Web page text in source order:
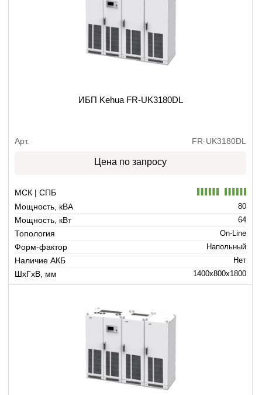
ИБП Kehua FR-UK3180DL
Арт. FR-UK3180DL
Цена по запросу
МСК | СПБ
Мощность, кВА
80
Мощность, кВт 64
Топология On-Line
Форм-фактор Напольный
Наличие АКБ Нет
ШхГхВ, мм 1400x800x1800